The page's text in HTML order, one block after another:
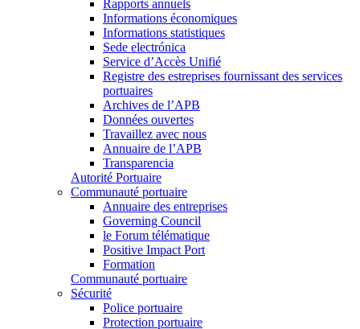
Rapports annuels
Informations économiques
Informations statistiques
Sede electrónica
Service d’Accès Unifié
Registre des estreprises fournissant des services
portuaires
Archives de l’APB
Données ouvertes
Travaillez avec nous
Annuaire de l’APB
Transparencia
Autorité Portuaire
Communauté portuaire
Annuaire des entreprises
Governing Council
le Forum télématique
Positive Impact Port
Formation
Communauté portuaire
Sécurité
Police portuaire
Protection portuaire